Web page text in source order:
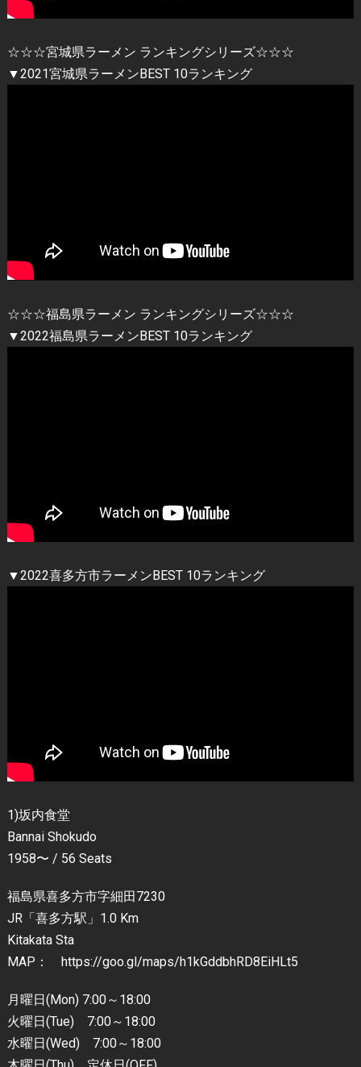
☆☆☆宮城県ラーメン ランキングシリーズ☆☆☆
▼2021宮城県ラーメンBEST 10ランキング
☆☆☆福島県ラーメン ランキングシリーズ☆☆☆
▼2022福島県ラーメンBEST 10ランキング
▼2022喜多方市ラーメンBEST 10ランキング
1)坂内食堂
Bannai Shokudo
1958〜 / 56 Seats
福島県喜多方市字細田7230
JR「喜多方駅」1.0 Km
Kitakata Sta
MAP： https://goo.gl/maps/h1kGddbhRD8EiHLt5
月曜日(Mon) 7:00～18:00
火曜日(Tue) 7:00～18:00
水曜日(Wed) 7:00～18:00